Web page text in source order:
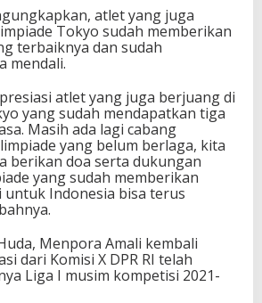
,
P
r
e
t
a
s
O
l
i
i
a
d
atlet yang juga
Tokyo sudah memberikan
terbaiknya dan sudah
mendali.
atlet yang juga berjuang di
yang sudah mendapatkan tiga
Masih ada lagi cabang
yang belum berlaga, kita
berikan doa serta dukungan
yang sudah memberikan
Indonesia bisa terus
Menpora Amali kembali
dari Komisi X DPR RI telah
Liga I musim kompetisi 2021-